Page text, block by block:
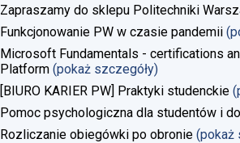
Zapraszamy do sklepu Politechniki
Funkcjonowanie PW w czasie pandemii
Microsoft Fundamentals - certifications
Platform (pokaż szczegóły)
[BIURO KARIER PW] Praktyki studenckie
Pomoc psychologiczna dla studentów i
Rozliczanie obiegówki po obronie (pokaż